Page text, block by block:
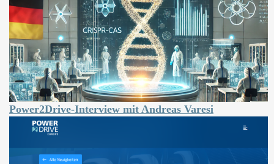
Power2Drive-Interview mit Andreas Varesi